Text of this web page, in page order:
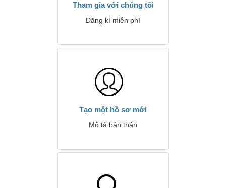
Tham gia với chúng tôi
Đăng kí miễn phí
Tạo một hồ sơ mới
Mô tả bản thân